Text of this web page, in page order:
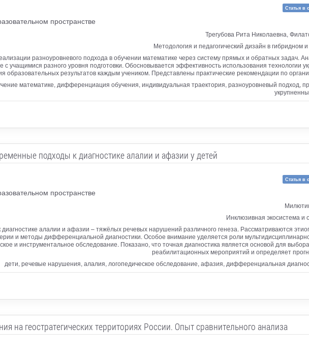
Статья в
пространстве
Трегубова Рита Николаевна,
Методология и педагогический дизайн в гибридном
разноуровневого подхода в обучении математике через систему прямых и обратных задач.
с учащимися разного уровня подготовки. Обосновывается эффективность использования технологии
результатов каждым учеником. Представлены практические рекомендации по
математике, дифференциация обучения, индивидуальная траектория, разноуровневый подход,
подходы к диагностике алалии и афазии у детей
Статья в
пространстве
Инклюзивная экосистема и
алалии и афазии – тяжёлых речевых нарушений различного генеза. Рассматриваются
и методы дифференциальной диагностики. Особое внимание уделяется роли
и инструментальное обследование. Показано, что точная диагностика является основой для
реабилитационных мероприятий и определяет
дети, речевые нарушения, алалия, логопедическое обследование, афазия, дифференциальная
на геостратегических территориях России. Опыт сравнительного анализа